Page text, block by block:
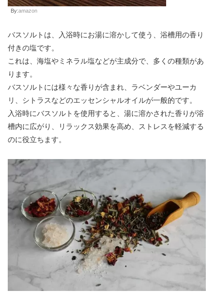
By:amazon
バスソルトは、入浴時にお湯に溶かして使う、浴槽用の香り
付きの塩です。
これは、海塩やミネラル塩などが主成分で、多くの種類があ
ります。
バスソルトには様々な香りが含まれ、ラベンダーやユーカ
リ、シトラスなどのエッセンシャルオイルが一般的です。
入浴時にバスソルトを使用すると、湯に溶かされた香りが浴
槽内に広がり、リラックス効果を高め、ストレスを軽減する
のに役立ちます。